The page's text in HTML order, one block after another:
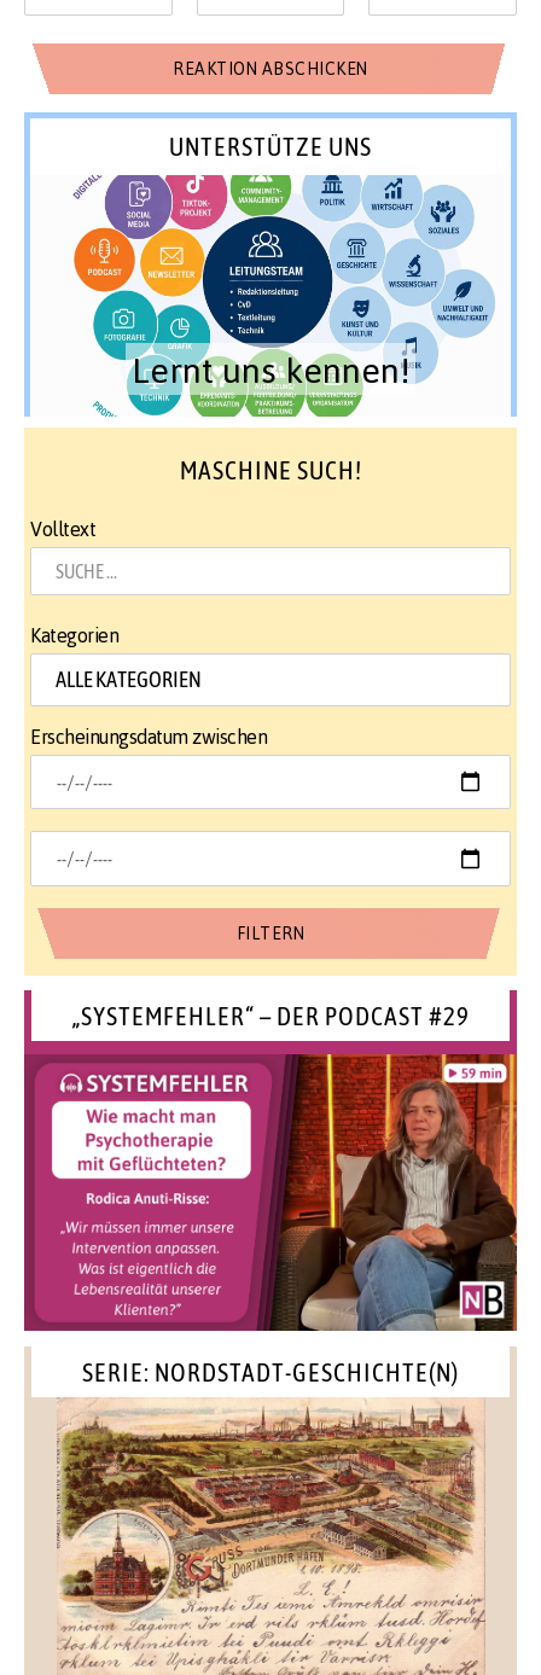
UNTERSTÜTZE UNS
Lernt uns kennen!
MASCHINE SUCH!
Volltext
Kategorien
Erscheinungsdatum zwischen
„SYSTEMFEHLER“ – DER PODCAST #29
SERIE: NORDSTADT-GESCHICHTE(N)